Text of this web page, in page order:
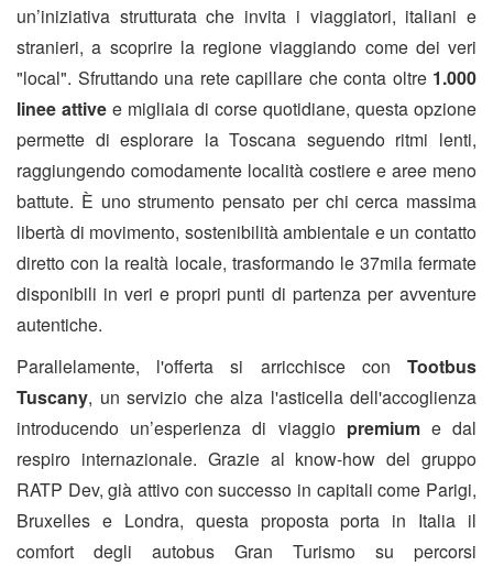
un’iniziativa strutturata che invita i viaggiatori, italiani e
stranieri, a scoprire la regione viaggiando come dei veri
"local". Sfruttando una rete capillare che conta oltre 1.000
linee attive e migliaia di corse quotidiane, questa opzione
permette di esplorare la Toscana seguendo ritmi lenti,
raggiungendo comodamente località costiere e aree meno
battute. È uno strumento pensato per chi cerca massima
libertà di movimento, sostenibilità ambientale e un contatto
diretto con la realtà locale, trasformando le 37mila fermate
disponibili in veri e propri punti di partenza per avventure
autentiche.
Parallelamente, l'offerta si arricchisce con Tootbus
Tuscany, un servizio che alza l'asticella dell'accoglienza
introducendo un’esperienza di viaggio premiume dal
respiro internazionale. Grazie al know-how del gruppo
RATP Dev, già attivo con successo in capitali come Parigi,
Bruxelles e Londra, questa proposta porta in Italia il
comfort degli autobus Gran Turismo su percorsi